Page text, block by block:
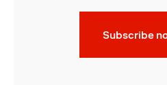
Subscribe